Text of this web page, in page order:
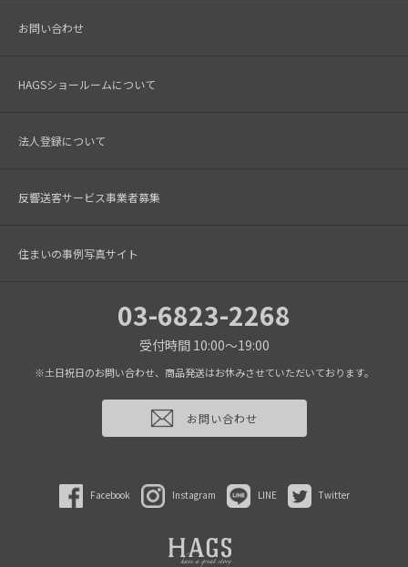
お問い合わせ
HAGSショールームについて
法人登録について
反響送客サービス事業者募集
住まいの事例写真サイト
03-6823-2268
受付時間 10:00～19:00
※土日祝日のお問い合わせ、商品発送はお休みさせていただいております。
お問い合わせ
Facebook Instagram LINE Twitter